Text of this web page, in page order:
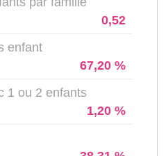
0,52
enfant
67,20 %
1 ou 2 enfants
1,20 %